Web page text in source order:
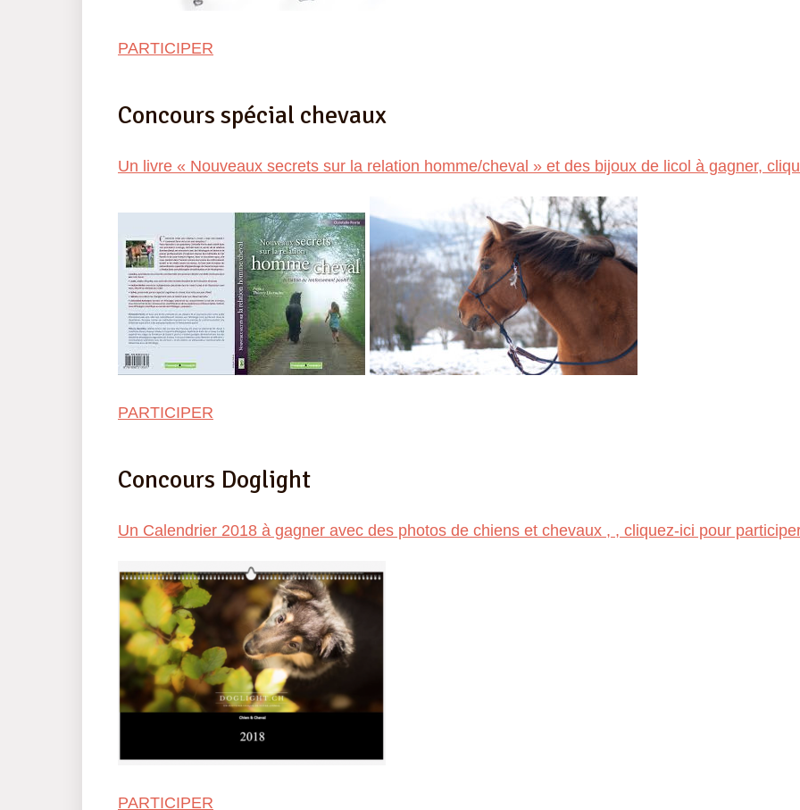
PARTICIPER
Concours spécial chevaux
Un livre « Nouveaux secrets sur la relation homme/cheval » et des bijoux de licol à gagner,
PARTICIPER
Concours Doglight
Un Calendrier 2018 à gagner avec des photos de chiens et chevaux , , cliquez-ici pour
PARTICIPER